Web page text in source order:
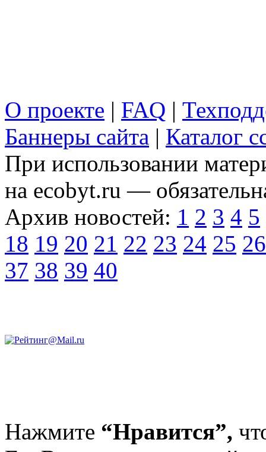
О проекте | FAQ |
Баннеры сайта | Каталог
При использовании
на ecobyt.ru —
Архив новостей: 1 2 3 4 5
18 19 20 21 22 23 24 25 26
37 38 39 40
Нажмите “Нравится”,